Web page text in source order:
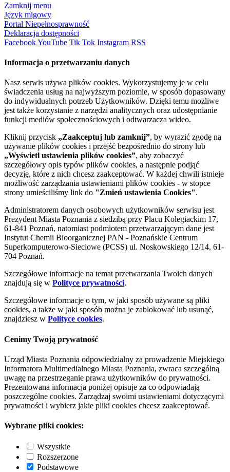
Zamknij menu
Język migowy
Portal Niepełnosprawność
Deklaracja dostępności
FacebookYouTube Tik Tok Instagram RSS
Informacja o przetwarzaniu danych
Nasz serwis używa plików cookies. Wykorzystujemy je w celu
świadczenia usług na najwyższym poziomie, w sposób dopasowany
do indywidualnych potrzeb Użytkowników. Dzięki temu możliwe
jest także korzystanie z narzędzi analitycznych oraz udostępnianie
funkcji mediów społecznościowych i odtwarzacza wideo.
Kliknij przycisk „Zaakceptuj lub zamknij”, by wyrazić zgodę na
używanie plików cookies i przejść bezpośrednio do strony lub
„Wyświetl ustawienia plików cookies”, aby zobaczyć
szczegółowy opis typów plików cookies, a następnie podjąć
decyzję, które z nich chcesz zaakceptować. W każdej chwili istnieje
możliwość zarządzania ustawieniami plików cookies - w stopce
strony umieściliśmy link do "Zmień ustawienia Cookies".
Administratorem danych osobowych użytkowników serwisu jest
Prezydent Miasta Poznania z siedzibą przy Placu Kolegiackim 17,
61-841 Poznań, natomiast podmiotem przetwarzającym dane jest
Instytut Chemii Bioorganicznej PAN - Poznańskie Centrum
Superkomputerowo-Sieciowe (PCSS) ul. Noskowskiego 12/14, 61-
704 Poznań.
Szczegółowe informacje na temat przetwarzania Twoich danych
znajdują się w Polityce prywatności.
Szczegółowe informacje o tym, w jaki sposób używane są pliki
cookies, a także w jaki sposób można je zablokować lub usunąć,
znajdziesz w Polityce cookies.
Cenimy Twoją prywatność
Urząd Miasta Poznania odpowiedzialny za prowadzenie Miejskiego
Informatora Multimedialnego Miasta Poznania, zwraca szczególną
uwagę na przestrzeganie prawa użytkowników do prywatności.
Prezentowana informacja poniżej opisuje za co odpowiadają
poszczególne cookies. Zarządzaj swoimi ustawieniami dotyczącymi
prywatności i wybierz jakie pliki cookies chcesz zaakceptować.
Wybrane pliki cookies:
Wszystkie
Rozszerzone
Podstawowe